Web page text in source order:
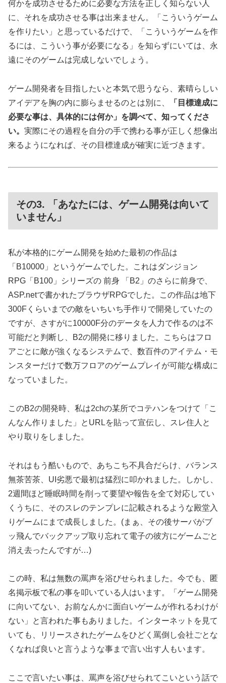
何かを成功させるために必要な方法を正しく知らない人
に、それを成功させる事は出来ません。「こういうゲーム
を作りたい」と思っているだけで、「こういうゲームを作
るには、こういう事が必要になる」を知らずにいては、永
遠にそのゲームは完成しないでしょう。
ゲーム開発者を目指したいと本気で思うなら、素晴らしい
アイデアを胸の内に膨らませるのとは別に、
「目標達成に
必要な事は、具体的には何か」を調べて、知ってくださ
い。 実際にその過程を自分の手で携わる事が正しく想像出
来るようになれば、その目標達成が確実に近づきます。
その3. 「あなたには、ゲーム開発は向いて
いません」
私が本格的にゲーム開発を始めた最初の作品は
「B10000」というゲームでした。これはダンジョン
RPG「B100」シリーズの 前身 「B2」のさらに前身で、
ASP.netで書かれたブラウザRPGでした。この作品は地下
300Fくらいまでの敵をいちいち手作りで開発していたの
ですが、さすがに10000F分のデータを人力で作るのは不
可能だと判断し、B2の開発に移りました。こちらはフロ
アごとに敵が強くなるシステムで、数百件のアイテム・モ
ンスターだけで数万フロアのゲームプレイが可能な構成に
なっていました。
このB2の開発時、私は2chの某所でコテハンをつけて「こ
んなん作りました」とURLを貼って宣伝し、スレ住人と
やり取りをしました。
それはもう酷いもので、あちこち不具合だらけ、バランス
無茶苦茶、UI劣悪で最初は猛烈に叩かれました。しかし、
2週間ほど睡眠時間を削って要望や報告を全て対応してい
くうちに、そのスレのテンプレに記載されるような殿堂入
りゲームにまで成長しました。(まぁ、その後サーバがブ
ッ飛んでバックアップ取り忘れて電子の彼方にゲームごと
消え去ったんですが…)
この時、私は無数の罵声を浴びせられました。今でも、匿
名掲示板で私の事を叩いている人はいます。「ゲーム開発
に向いてない、お前なんかに面白いゲームが作れるわけが
ない」と言われた事もありました。インターネットを見て
いても、リリースされたゲームをひどく罵倒し会社ごとな
くなれば良いと言うような事まで言い出す人もいます。
ここで言いたい事は、罵声を浴びせられてこいという話で